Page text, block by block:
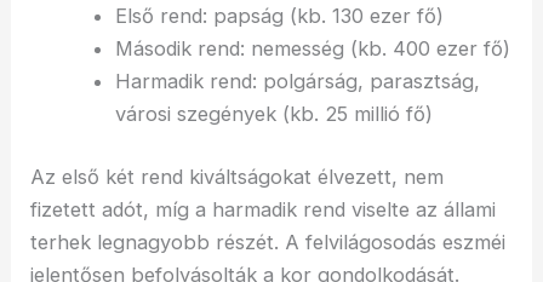
Első rend: papság (kb. 130 ezer fő)
Második rend: nemesség (kb. 400 ezer fő)
Harmadik rend: polgárság, parasztság,
városi szegények (kb. 25 millió fő)
Az első két rend kiváltságokat élvezett, nem
fizetett adót, míg a harmadik rend viselte az állami
terhek legnagyobb részét. A felvilágosodás eszméi
jelentősen befolyásolták a kor gondolkodását.